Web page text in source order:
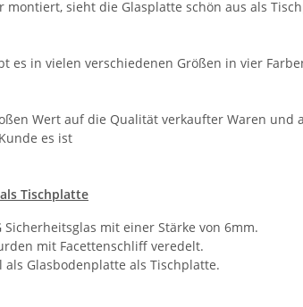
montiert, sieht die Glasplatte schön aus als
es in vielen verschiedenen Größen in vier
Wert auf die Qualität verkaufter Waren
es ist
Tischplatte
Sicherheitsglas mit einer Stärke von 6mm.
mit Facettenschliff veredelt.
Glasbodenplatte als Tischplatte.